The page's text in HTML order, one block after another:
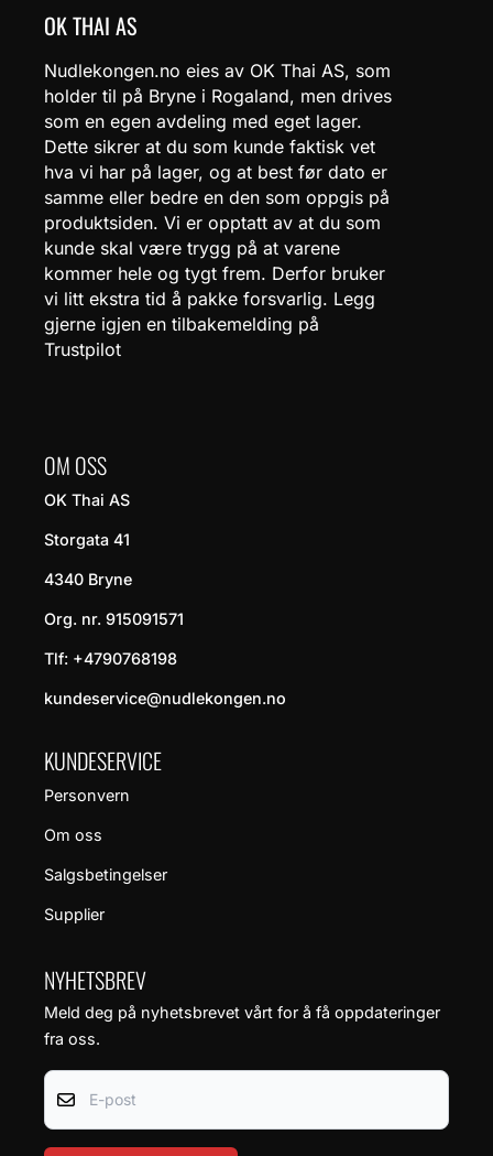
OK THAI AS
Nudlekongen.no eies av OK Thai AS, som
holder til på Bryne i Rogaland, men drives
som en egen avdeling med eget lager.
Dette sikrer at du som kunde faktisk vet
hva vi har på lager, og at best før dato er
samme eller bedre en den som oppgis på
produktsiden. Vi er opptatt av at du som
kunde skal være trygg på at varene
kommer hele og tygt frem. Derfor bruker
vi litt ekstra tid å pakke forsvarlig. Legg
gjerne igjen en tilbakemelding på
Trustpilot
OM OSS
OK Thai AS
Storgata 41
4340 Bryne
Org. nr. 915091571
Tlf: +4790768198
kundeservice@nudlekongen.no
KUNDESERVICE
Personvern
Om oss
Salgsbetingelser
Supplier
NYHETSBREV
Meld deg på nyhetsbrevet vårt for å få oppdateringer
fra oss.
E-post